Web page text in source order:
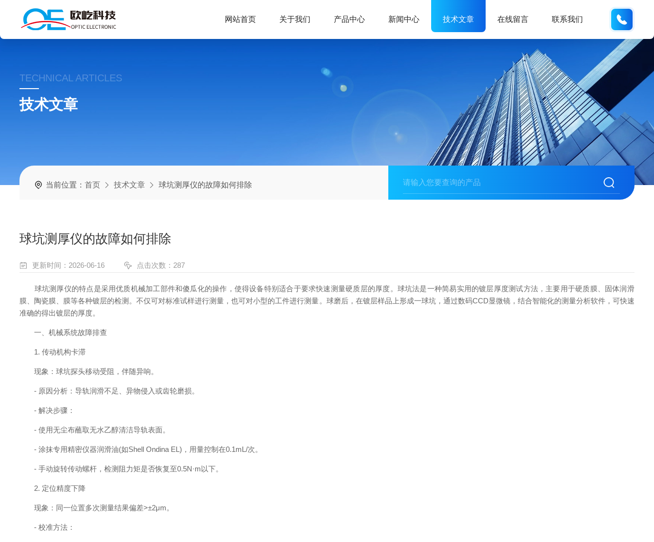
网站首页 关于我们 产品中心 新闻中心 技术文章 在线留言 联系我们
TECHNICAL ARTICLES
技术文章
当前位置：首页 技术文章 球坑测厚仪的故障如何排除
球坑测厚仪的故障如何排除
更新时间：2026-06-16 点击次数：287
球坑测厚仪的特点是采用优质机械加工部件和傻瓜化的操作，使得设备特别适合于要求快速测量硬质层的厚度。球坑法是一种简易实用的镀层厚度测试方法，主要用于硬质膜、固体润滑
膜、陶瓷膜、膜等各种镀层的检测。不仅可对标准试样进行测量，也可对小型的工件进行测量。球磨后，在镀层样品上形成一球坑，通过数码CCD显微镜，结合智能化的测量分析软件，可快速
准确的得出镀层的厚度。
一、机械系统故障排查
1. 传动机构卡滞
现象：球坑探头移动受阻，伴随异响。
- 原因分析：导轨润滑不足、异物侵入或齿轮磨损。
- 解决步骤：
- 使用无尘布蘸取无水乙醇清洁导轨表面。
- 涂抹专用精密仪器润滑油(如Shell Ondina EL)，用量控制在0.1mL/次。
- 手动旋转传动螺杆，检测阻力矩是否恢复至0.5N·m以下。
2. 定位精度下降
现象：同一位置多次测量结果偏差>±2μm。
- 校准方法：